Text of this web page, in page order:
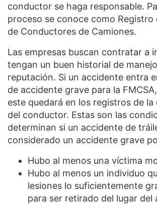
conductor se haga responsable.
proceso se conoce como Registro
de Conductores de Camiones.
Las empresas buscan contratar a
tengan un buen historial de
reputación. Si un accidente entra
de accidente grave para la
este quedará en los registros de la
del conductor. Estas son las
determinan si un accidente de
considerado un accidente grave
Hubo al menos una víctima
Hubo al menos un individuo
lesiones lo suficientemente
para ser retirado del lugar del